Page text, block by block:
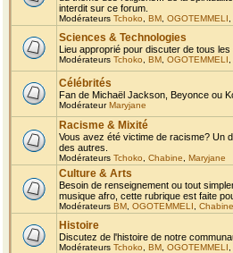
interdit sur ce forum.
Modérateurs Tchoko BM OGOTEMMELI
Sciences & Technologies
Lieu approprié pour discuter de tous
Modérateurs Tchoko BM OGOTEMMELI
Célébrités
Fan de Michaël Jackson, Beyonce ou
ModérateurMaryjane
Racisme & Mixité
Vous avez été victime de racisme? Un
des autres.
Modérateurs Tchoko Chabine Maryjane
Culture & Arts
Besoin de renseignement ou tout
musique afro, cette rubrique est faite
Modérateurs BM OGOTEMMELI Chabine
Histoire
Discutez de l'histoire de notre
Modérateurs Tchoko BM OGOTEMMELI